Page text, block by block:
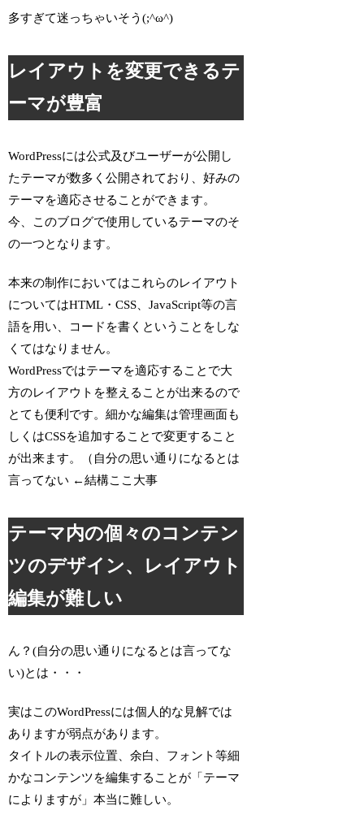
多すぎて迷っちゃいそう(;^ω^)
レイアウトを変更できるテ
ーマが豊富
WordPressには公式及びユーザーが公開し
たテーマが数多く公開されており、好みの
テーマを適応させることができます。
今、このブログで使用しているテーマのそ
の一つとなります。
本来の制作においてはこれらのレイアウト
についてはHTML・CSS、JavaScript等の言
語を用い、コードを書くということをしな
くてはなりません。
WordPressではテーマを適応することで大
方のレイアウトを整えることが出来るので
とても便利です。細かな編集は管理画面も
しくはCSSを追加することで変更すること
が出来ます。（自分の思い通りになるとは
言ってない ←結構ここ大事
テーマ内の個々のコンテン
ツのデザイン、レイアウト
編集が難しい
ん？(自分の思い通りになるとは言ってな
い)とは・・・
実はこのWordPressには個人的な見解では
ありますが弱点があります。
タイトルの表示位置、余白、フォント等細
かなコンテンツを編集することが「テーマ
によりますが」本当に難しい。